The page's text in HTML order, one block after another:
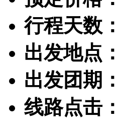
行程天数：
出发地点：
出发团期：
线路点击：